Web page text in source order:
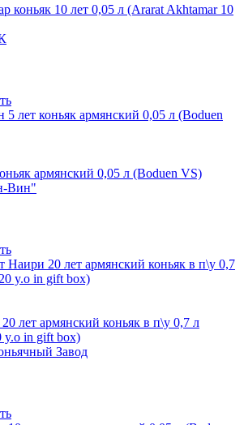
коньяк 10 лет 0,05 л (Ararat Akhtamar 10
армянский 0,05 л (Boduen VS)
Вин"
лет армянский коньяк в п\у 0,7 л
y.o in gift box)
Завод